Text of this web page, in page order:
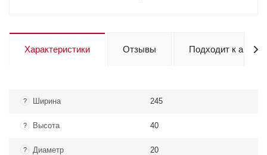
Характеристики Отзывы Подходит к авто
? Ширина 245
? Высота 40
? Диаметр 20